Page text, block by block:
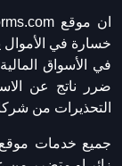
ان موقع scamplatforms.com :
خسارة في الأموال
في الأسواق
ضرر ناتج عن
التحذيرات من